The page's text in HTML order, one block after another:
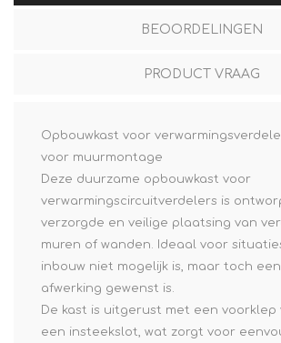
BEOORDELINGEN
PRODUCT VRAAG
Opbouwkast voor
voor muurmontage
Deze duurzame opbouwkast voor
verwarmingscircuitverdelers is
verzorgde en veilige plaatsing van
muren of wanden. Ideaal voor
inbouw niet mogelijk is, maar toch
afwerking gewenst is.
De kast is uitgerust met een voorklep
een insteekslot, wat zorgt voor